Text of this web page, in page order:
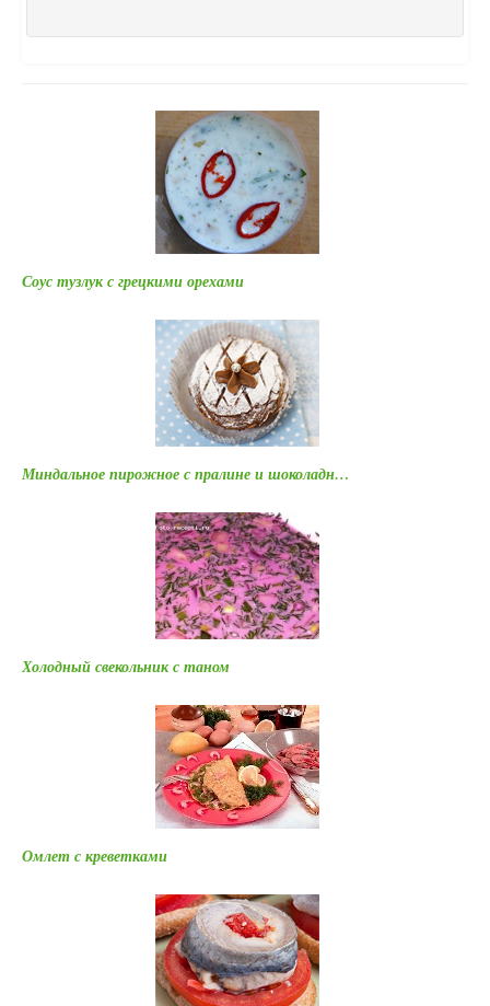
Соус тузлук с грецкими орехами
Миндальное пирожное с пралине и шоколадн…
Холодный свекольник с таном
Омлет с креветками